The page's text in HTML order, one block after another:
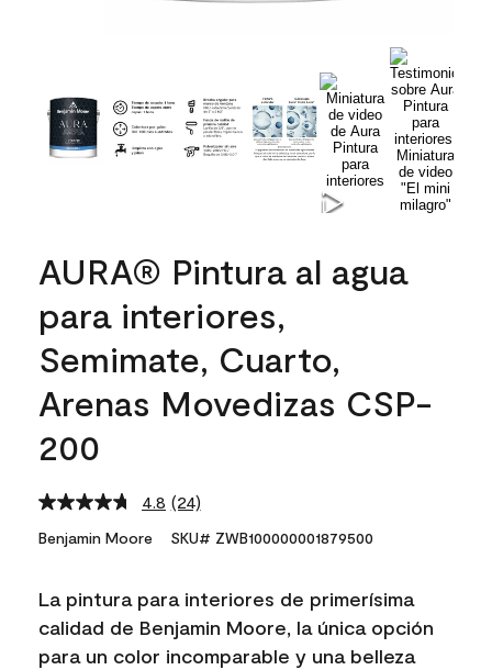
AURA® Pintura al agua
para interiores,
Semimate, Cuarto,
Arenas Movedizas CSP-
200
4.8 Read
24
Reviews.
link.
(24)
Benjamin Moore SKU# ZWB100000001879500
La pintura para interiores de primerísima
calidad de Benjamin Moore, la única opción
para un color incomparable y una belleza